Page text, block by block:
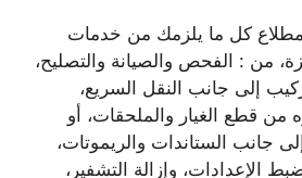
كل ما يلزمك من خدمات
من : الفحص والصيانة والتصليح،
إلى جانب النقل السريع،
من قطع الغيار والملحقات، أو
جانب الستاندات والريموتات،
الإعدادات، وإزالة التشفير،